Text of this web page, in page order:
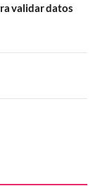
validar datos